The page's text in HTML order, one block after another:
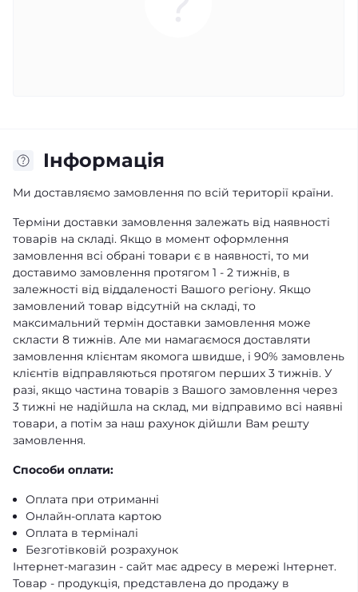
Iнформація
Ми доставляємо замовлення по всій території країни.
Терміни доставки замовлення залежать від наявності
товарів на складі. Якщо в момент оформлення
замовлення всі обрані товари є в наявності, то ми
доставимо замовлення протягом 1 - 2 тижнів, в
залежності від віддаленості Вашого регіону. Якщо
замовлений товар відсутній на складі, то
максимальний термін доставки замовлення може
скласти 8 тижнів. Але ми намагаємося доставляти
замовлення клієнтам якомога швидше, і 90% замовлень
клієнтів відправляються протягом перших 3 тижнів. У
разі, якщо частина товарів з Вашого замовлення через
3 тижні не надійшла на склад, ми відправимо всі наявні
товари, а потім за наш рахунок дійшли Вам решту
замовлення.
Способи оплати:
Оплата при отриманні
Онлайн-оплата картою
Оплата в терміналі
Безготівковій розрахунок
Інтернет-магазин - сайт має адресу в мережі Інтернет.
Товар - продукція, представлена ​​до продажу в